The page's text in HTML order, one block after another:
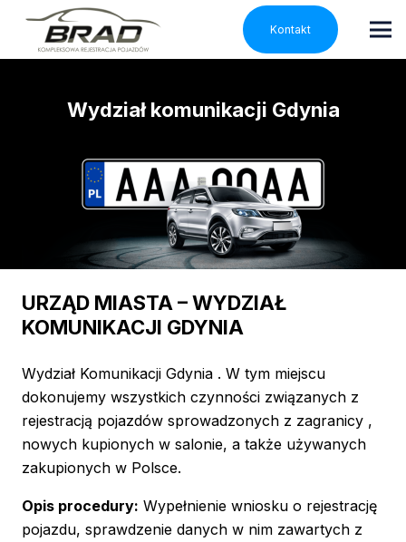
Kontakt
Wydział komunikacji Gdynia
URZĄD MIASTA – WYDZIAŁ
KOMUNIKACJI GDYNIA
Wydział Komunikacji Gdynia . W tym miejscu
dokonujemy wszystkich czynności związanych z
rejestracją pojazdów sprowadzonych z zagranicy ,
nowych kupionych w salonie, a także używanych
zakupionych w Polsce.
Opis procedury: Wypełnienie wniosku o rejestrację
pojazdu, sprawdzenie danych w nim zawartych z